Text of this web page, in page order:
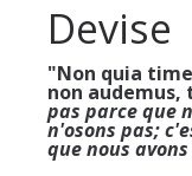
Devise
"Non quia
non audemus,
pas parce que
n'osons pas;
que nous